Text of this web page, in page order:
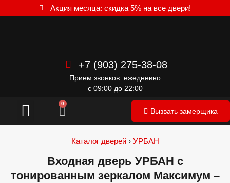
Акция месяца: скидка 5% на все двери!
+7 (903) 275-38-08
Прием звонков: ежедневно
с 09:00 до 22:00
0
Вызвать замерщика
Каталог дверей› УРБАН
Входная дверь УРБАН с
тонированным зеркалом Максимум –